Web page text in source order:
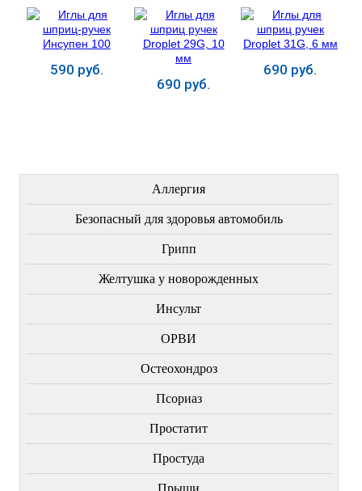
590 руб.
690 руб.
690 руб.
Аллергия
Безопасный для здоровья автомобиль
Грипп
Желтушка у новорожденных
Инсульт
ОРВИ
Остеохондроз
Пcориаз
Простатит
Простуда
Прыщи